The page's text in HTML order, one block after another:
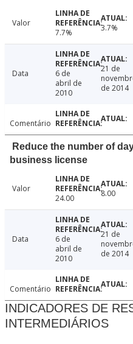
Valor
7.7%
3.7%
Data
6 de
abril de
2010
21 de
de 2014
Comentário
Reduce the number of
business license
Valor
24.00
8.00
Data
6 de
abril de
2010
21 de
de 2014
Comentário
INDICADORES DE
INTERMEDIÁRIOS